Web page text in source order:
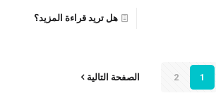
هل تريد قراءة المزيد؟
1
2 الصفحة التالية